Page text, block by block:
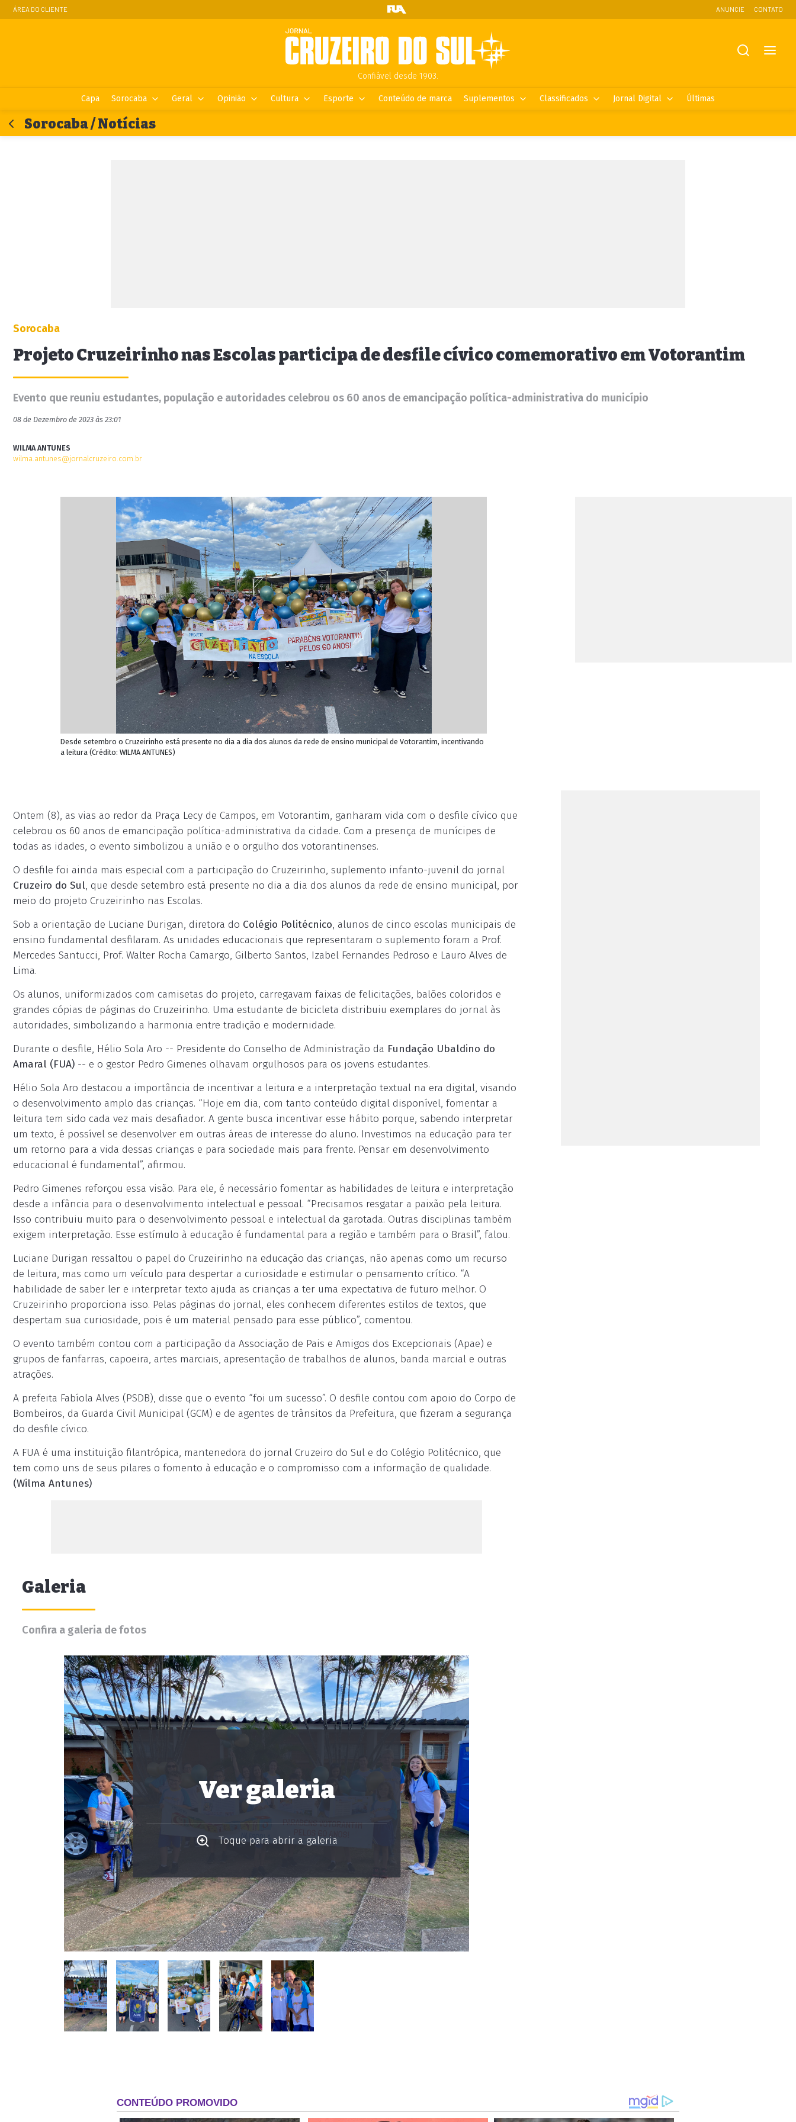
ÁREA DO CLIENTE ANUNCIE CONTATO
Confiável desde 1903.
Capa Sorocaba Geral Opinião Cultura Esporte Conteúdo de marca Suplementos Classificados Jornal Digital Últimas
Sorocaba / Notícias
Sorocaba
Projeto Cruzeirinho nas Escolas participa de desfile cívico comemorativo em Votorantim
Evento que reuniu estudantes, população e autoridades celebrou os 60 anos de emancipação política-administrativa do município
08 de Dezembro de 2023 às 23:01
WILMA ANTUNES
wilma.antunes@jornalcruzeiro.com.br
Desde setembro o Cruzeirinho está presente no dia a dia dos alunos da rede de ensino municipal de Votorantim, incentivando
a leitura (Crédito: WILMA ANTUNES)
Ontem (8), as vias ao redor da Praça Lecy de Campos, em Votorantim, ganharam vida com o desfile cívico que
celebrou os 60 anos de emancipação política-administrativa da cidade. Com a presença de munícipes de
todas as idades, o evento simbolizou a união e o orgulho dos votorantinenses.
O desfile foi ainda mais especial com a participação do Cruzeirinho, suplemento infanto-juvenil do jornal
Cruzeiro do Sul, que desde setembro está presente no dia a dia dos alunos da rede de ensino municipal, por
meio do projeto Cruzeirinho nas Escolas.
Sob a orientação de Luciane Durigan, diretora do Colégio Politécnico, alunos de cinco escolas municipais de
ensino fundamental desfilaram. As unidades educacionais que representaram o suplemento foram a Prof.
Mercedes Santucci, Prof. Walter Rocha Camargo, Gilberto Santos, Izabel Fernandes Pedroso e Lauro Alves de
Lima.
Os alunos, uniformizados com camisetas do projeto, carregavam faixas de felicitações, balões coloridos e
grandes cópias de páginas do Cruzeirinho. Uma estudante de bicicleta distribuiu exemplares do jornal às
autoridades, simbolizando a harmonia entre tradição e modernidade.
Durante o desfile, Hélio Sola Aro -- Presidente do Conselho de Administração da Fundação Ubaldino do
Amaral (FUA) -- e o gestor Pedro Gimenes olhavam orgulhosos para os jovens estudantes.
Hélio Sola Aro destacou a importância de incentivar a leitura e a interpretação textual na era digital, visando
o desenvolvimento amplo das crianças. “Hoje em dia, com tanto conteúdo digital disponível, fomentar a
leitura tem sido cada vez mais desafiador. A gente busca incentivar esse hábito porque, sabendo interpretar
um texto, é possível se desenvolver em outras áreas de interesse do aluno. Investimos na educação para ter
um retorno para a vida dessas crianças e para sociedade mais para frente. Pensar em desenvolvimento
educacional é fundamental”, afirmou.
Pedro Gimenes reforçou essa visão. Para ele, é necessário fomentar as habilidades de leitura e interpretação
desde a infância para o desenvolvimento intelectual e pessoal. “Precisamos resgatar a paixão pela leitura.
Isso contribuiu muito para o desenvolvimento pessoal e intelectual da garotada. Outras disciplinas também
exigem interpretação. Esse estímulo à educação é fundamental para a região e também para o Brasil”, falou.
Luciane Durigan ressaltou o papel do Cruzeirinho na educação das crianças, não apenas como um recurso
de leitura, mas como um veículo para despertar a curiosidade e estimular o pensamento crítico. “A
habilidade de saber ler e interpretar texto ajuda as crianças a ter uma expectativa de futuro melhor. O
Cruzeirinho proporciona isso. Pelas páginas do jornal, eles conhecem diferentes estilos de textos, que
despertam sua curiosidade, pois é um material pensado para esse público”, comentou.
O evento também contou com a participação da Associação de Pais e Amigos dos Excepcionais (Apae) e
grupos de fanfarras, capoeira, artes marciais, apresentação de trabalhos de alunos, banda marcial e outras
atrações.
A prefeita Fabíola Alves (PSDB), disse que o evento “foi um sucesso”. O desfile contou com apoio do Corpo de
Bombeiros, da Guarda Civil Municipal (GCM) e de agentes de trânsitos da Prefeitura, que fizeram a segurança
do desfile cívico.
A FUA é uma instituição filantrópica, mantenedora do jornal Cruzeiro do Sul e do Colégio Politécnico, que
tem como uns de seus pilares o fomento à educação e o compromisso com a informação de qualidade.
(Wilma Antunes)
Galeria
Confira a galeria de fotos
Ver galeria
Toque para abrir a galeria